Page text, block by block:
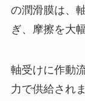
の潤滑膜は、
ぎ、摩擦を大
軸受けに作動
力で供給され